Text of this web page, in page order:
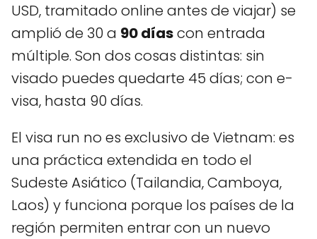
USD, tramitado online antes de viajar) se
amplió de 30 a 90 díascon entrada
múltiple. Son dos cosas distintas: sin
visado puedes quedarte 45 días; con e-
visa, hasta 90 días.
El visa run no es exclusivo de Vietnam: es
una práctica extendida en todo el
Sudeste Asiático (Tailandia, Camboya,
Laos) y funciona porque los países de la
región permiten entrar con un nuevo